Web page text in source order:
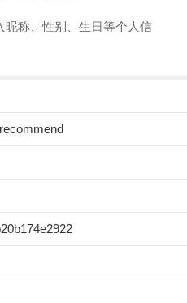
昵称、性别、生日等个人信